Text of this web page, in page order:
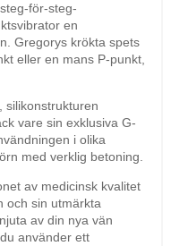
för-steg-
en
Gregorys krökta spets
eller en mans P-punkt,
silikonstrukturen
vare sin exklusiva G-
i olika
med verklig betoning.
av medicinsk kvalitet
och sin utmärkta
av din nya vän
använder ett